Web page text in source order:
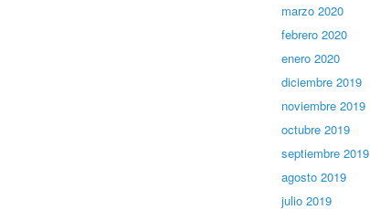
marzo 2020
febrero 2020
enero 2020
diciembre 2019
noviembre 2019
octubre 2019
septiembre 2019
agosto 2019
julio 2019